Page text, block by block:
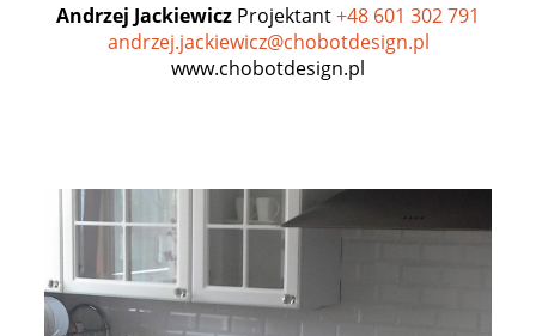
Andrzej Jackiewicz Projektant+48 601 302 791
andrzej.jackiewicz@chobotdesign.pl
www.chobotdesign.pl